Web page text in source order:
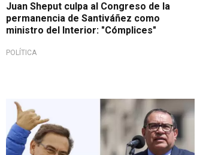
Juan Sheput culpa al Congreso de la
permanencia de Santiváñez como
ministro del Interior: "Cómplices"
POLÍTICA
Entrevista Exitosa